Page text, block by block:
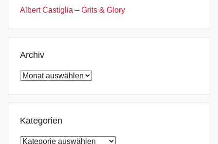
Albert Castiglia – Grits & Glory
Archiv
Archiv
Kategorien
Kategorien